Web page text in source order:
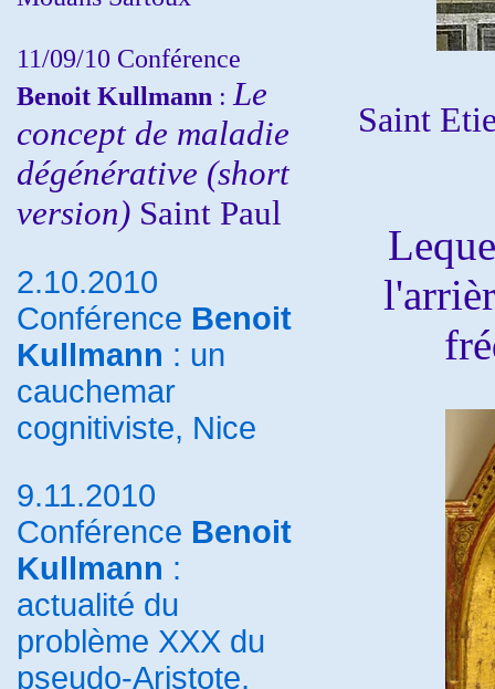
11/09/10 Conférence
Benoit Kullmann : Le
concept de maladie
dégénérative (short
version) Saint Paul
2.10.2010
Conférence Benoit
Kullmann : un
cauchemar
cognitiviste, Nice
9.11.2010
Conférence Benoit
Kullmann :
actualité du
problème XXX du
pseudo-Aristote,
Saint